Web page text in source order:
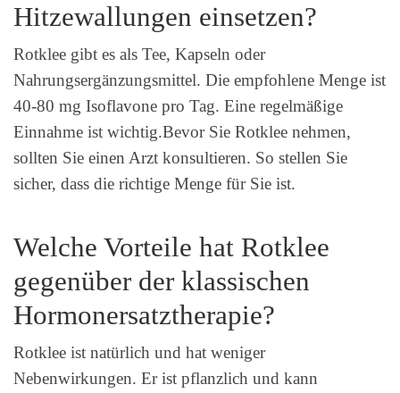
Hitzewallungen einsetzen?
Rotklee gibt es als Tee, Kapseln oder
Nahrungsergänzungsmittel. Die empfohlene Menge ist
40-80 mg Isoflavone pro Tag. Eine regelmäßige
Einnahme ist wichtig.Bevor Sie Rotklee nehmen,
sollten Sie einen Arzt konsultieren. So stellen Sie
sicher, dass die richtige Menge für Sie ist.
Welche Vorteile hat Rotklee
gegenüber der klassischen
Hormonersatztherapie?
Rotklee ist natürlich und hat weniger
Nebenwirkungen. Er ist pflanzlich und kann